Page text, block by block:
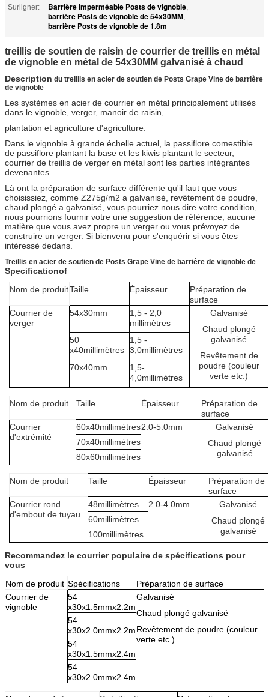
Surligner: Barrière imperméable Posts de vignoble,
barrière Posts de vignoble de 54x30MM,
barrière Posts de vignoble de 1.8m
treillis de soutien de raisin de courrier de treillis en métal
de vignoble en métal de 54x30MM galvanisé à chaud
Description du treillis en acier de soutien de Posts Grape Vine de barrière
de vignoble
Les systèmes en acier de courrier en métal principalement utilisés
dans le vignoble, verger, manoir de raisin,
plantation et agriculture d'agriculture.
Dans le vignoble à grande échelle actuel, la passiflore comestible
de passiflore plantant la base et les kiwis plantant le secteur,
courrier de treillis de verger en métal sont les parties intégrantes
devenantes.
Là ont la préparation de surface différente qu'il faut que vous
choisissiez, comme Z275g/m2 a galvanisé, revêtement de poudre,
chaud plongé a galvanisé, vous pourriez nous dire votre condition,
nous pourrions fournir votre une suggestion de référence, aucune
matière que vous avez propre un verger ou vous prévoyez de
construire un verger. Si bienvenu pour s'enquérir si vous êtes
intéressé dedans.
Treillis en acier de soutien de Posts Grape Vine de barrière de vignoble de
Specificationof
Nom de produitTaille Épaisseur
Préparation de
surface
Courrier de
verger
54x30mm
1,5 - 2,0
millimètres
Galvanisé
Chaud plongé
galvanisé
Revêtement de
poudre (couleur
verte etc.)
50
x40millimètres
1,5 -
3,0millimètres
70x40mm
1,5-
4,0millimètres
Nom de produit Taille Épaisseur
Préparation de
surface
Courrier
d'extrémité
60x40millimètres2.0-5.0mm
Galvanisé
Chaud plongé
galvanisé
70x40millimètres
80x60millimètres
Nom de produit Taille Épaisseur
Préparation de
surface
Courrier rond
d'embout de tuyau
48millimètres 2.0-4.0mm
Galvanisé
Chaud plongé
galvanisé
60millimètres
100millimètres
Recommandez le courrier populaire de spécifications pour
vous
Nom de produit Spécifications
Préparation de surface
Courrier de
vignoble
54
x30x1.5mmx2.2m
Galvanisé
Chaud plongé galvanisé
Revêtement de poudre (couleur
verte etc.)
54
x30x2.0mmx2.2m
54
x30x1.5mmx2.4m
54
x30x2.0mmx2.4m